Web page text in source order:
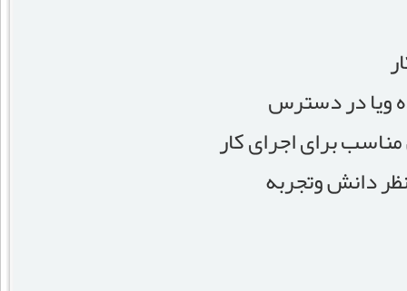
ویا در دسترس
برای اجرای کار
دانش وتجربه